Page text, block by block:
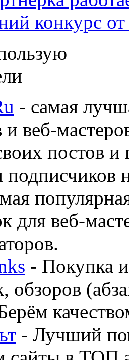
конкурс
- самая
и веб-
постов
для веб-
- Покупка
обзоров
- Лучший